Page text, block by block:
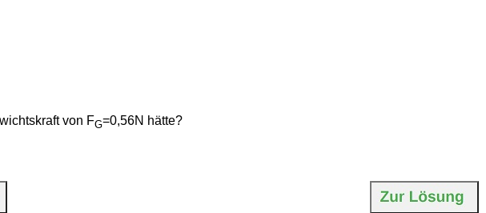
von FG=0,56N hätte?